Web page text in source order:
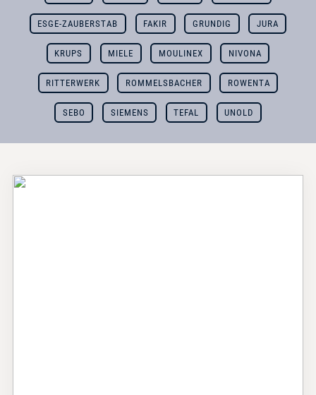
ESGE-ZAUBERSTAB FAKIR GRUNDIG JURA
KRUPS MIELE MOULINEX NIVONA
RITTERWERK ROMMELSBACHER ROWENTA
SEBO SIEMENS TEFAL UNOLD